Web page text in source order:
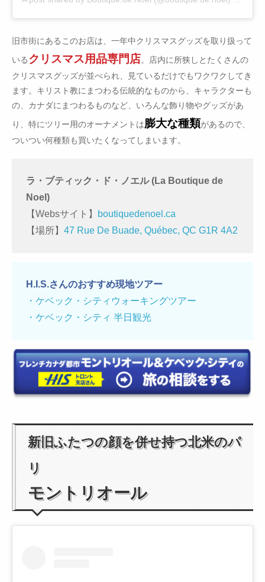
旧市街にあるこのお店は、一年中クリスマスグッズを取り扱って
いるクリスマス用品専門店。店内に所狭しとたくさんの
クリスマスグッズが並べられ、見ているだけでもワクワクしてき
ます。キリスト教にまつわる伝統的なものから、キャラクターも
の、カナダにまつわるものなど、いろんな飾り物やグッズがあ
り、特にツリー用のオーナメントは膨大な種類があるので、
ついつい何種類も買いたくなってしまいます。
ラ・ブティック・ド・ノエル (La Boutique de
Noel)
【Websサイト】
boutiquedenoel.ca
【場所】 47 Rue De Buade, Québec, QC G1R 4A2
H.I.S.さんのおすすめ現地ツアー
・ケベック・シティウォーキングツアー
・ケベック・シティ 半日観光
新旧ふたつの顔を併せ持つ北米のパ
リ
モントリオール